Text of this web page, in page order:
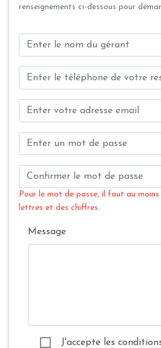
renseignements ci-dessous pour
Pour le mot de passe, il faut au moins
lettres et des chiffres.
Message
J'accepte les